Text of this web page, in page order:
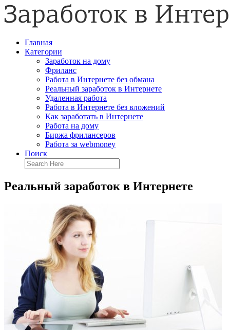
Главная
Категории
Заработок на дому
Фриланс
Работа в Интернете без обмана
Реальный заработок в Интернете
Удаленная работа
Работа в Интернете без вложений
Как заработать в Интернете
Работа на дому
Биржа фрилансеров
Работа за webmoney
Поиск
Реальный заработок в Интернете